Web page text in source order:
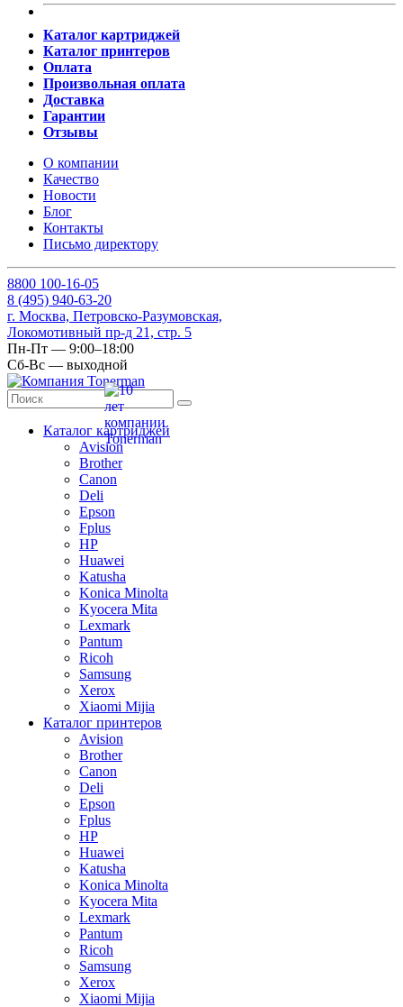
Каталог картриджей
Каталог принтеров
Оплата
Произвольная оплата
Доставка
Гарантии
Отзывы
О компании
Качество
Новости
Блог
Контакты
Письмо директору
8800 100-16-05
8 (495) 940-63-20
г. Москва, Петровско-Разумовская,
Локомотивный пр-д 21, стр. 5
Пн-Пт — 9:00–18:00
Сб-Вс — выходной
Каталог картриджей
Avision
Brother
Canon
Deli
Epson
Fplus
HP
Huawei
Katusha
Konica Minolta
Kyocera Mita
Lexmark
Pantum
Ricoh
Samsung
Xerox
Xiaomi Mijia
Каталог принтеров
Avision
Brother
Canon
Deli
Epson
Fplus
HP
Huawei
Katusha
Konica Minolta
Kyocera Mita
Lexmark
Pantum
Ricoh
Samsung
Xerox
Xiaomi Mijia